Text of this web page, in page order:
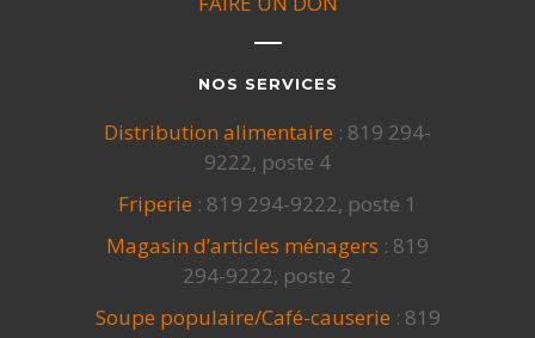
NOS SERVICES
Distribution alimentaire : 819 294-
9222, poste 4
Friperie : 819 294-9222, poste 1
Magasin d’articles ménagers : 819
294-9222, poste 2
Soupe populaire/Café-causerie : 819